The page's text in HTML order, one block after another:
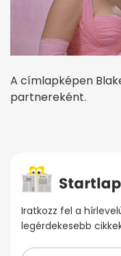
A címlapképen
partnereként.
Iratkozz fel a
legérdekesebb